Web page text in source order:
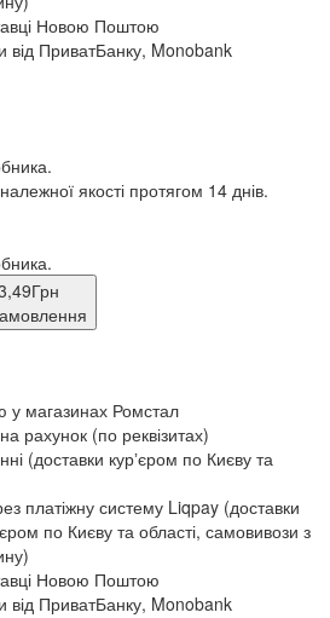
Новою Поштою
ПриватБанку, Monobank
якості протягом 14 днів.
Грн
у магазинах Ромстал
рахунок (по реквізитах)
(доставки курʼєром по Києву та
платіжну систему Liqpay (доставки
по Києву та області, самовивози з
Новою Поштою
ПриватБанку, Monobank